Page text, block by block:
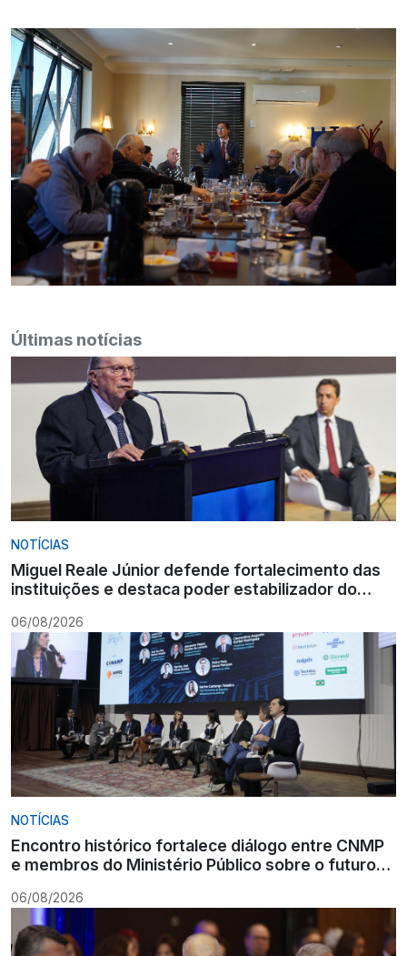
Últimas notícias
NOTÍCIAS
Miguel Reale Júnior defende fortalecimento das
instituições e destaca poder estabilizador do
06/08/2026
NOTÍCIAS
Encontro histórico fortalece diálogo entre CNMP
e membros do Ministério Público sobre o futuro
06/08/2026